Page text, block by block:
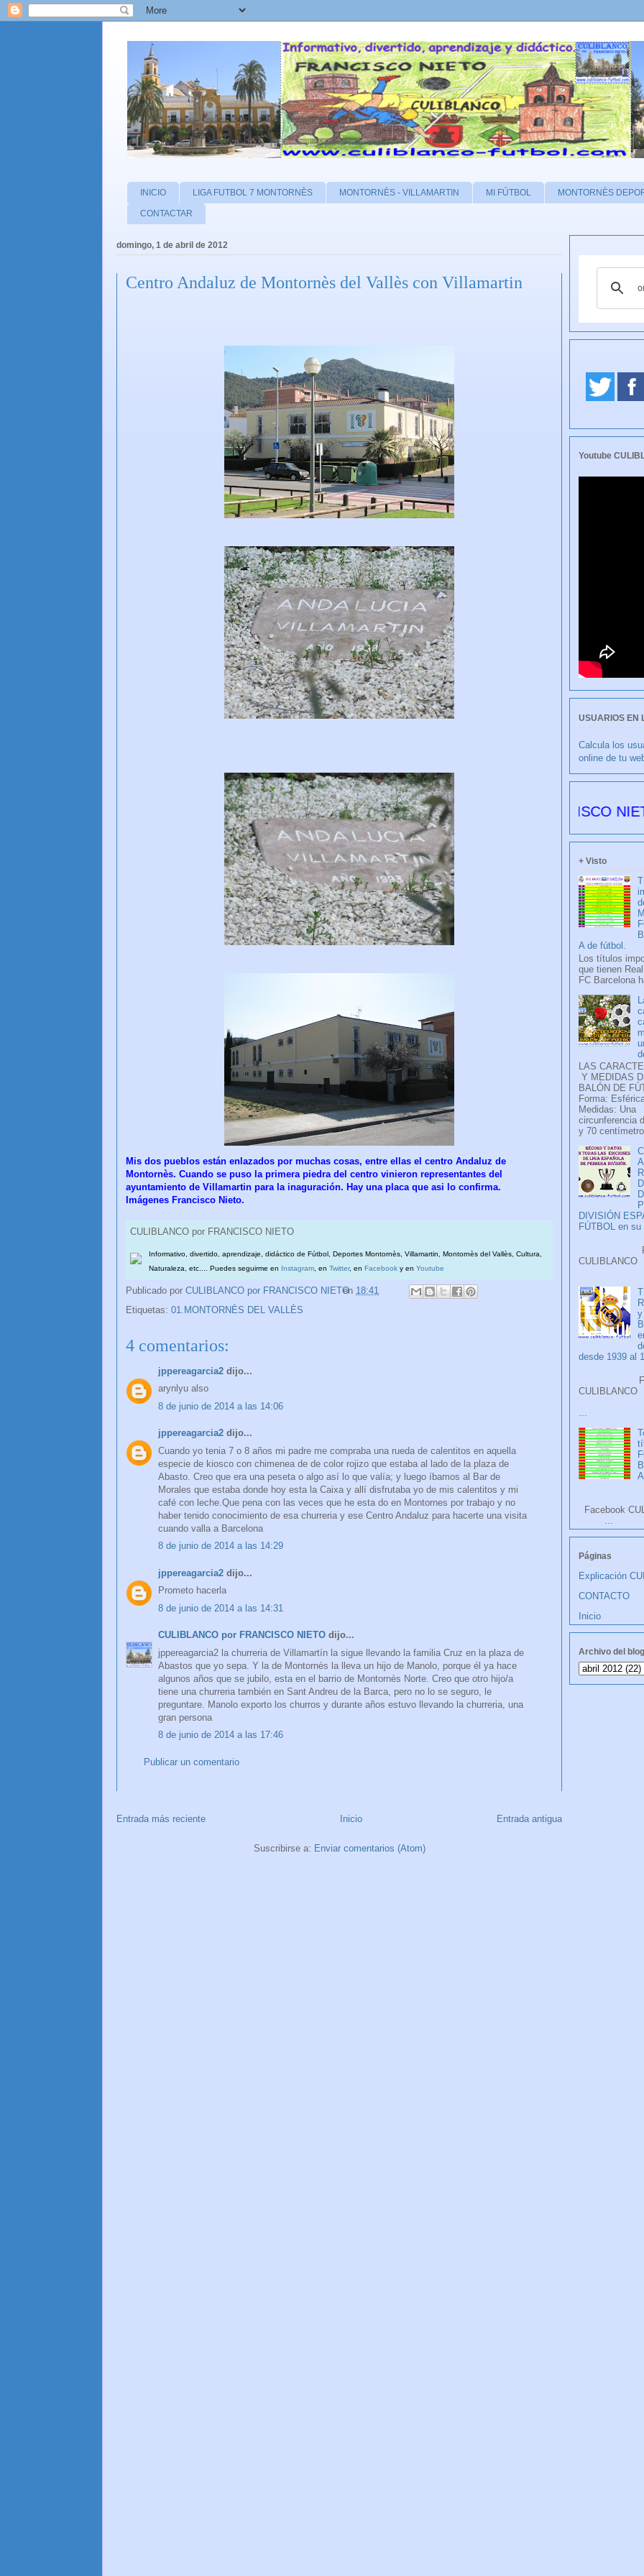
INICIO LIGA FUTBOL 7 MONTORNÈS MONTORNÈS - VILLAMARTIN MI FÚTBOL MONTORNÈS
CONTACTAR
domingo, 1 de abril de 2012
Centro Andaluz de Montornès del Vallès con Villamartin
Mis dos pueblos están enlazados por muchas cosas, entre ellas el centro Andaluz de
Montornès. Cuando se puso la primera piedra del centro vinieron representantes del
ayuntamiento de Villamartin para la inaguración. Hay una placa que asi lo confirma.
Imágenes Francisco Nieto.
CULIBLANCO por FRANCISCO NIETO
Informativo, divertido, aprendizaje, didáctico de Fútbol, Deportes Montornès, Villamartin, Montornès del Vallès, Cultura,
Naturaleza, etc.... Puedes seguirme en
Instagram, en Twitter, en Facebook y en Youtube
Publicado por CULIBLANCO por FRANCISCO NIETO
en 18:41
Etiquetas: 01.MONTORNÈS DEL VALLÈS
4 comentarios:
jppereagarcia2 dijo...
arynlyu also
8 de junio de 2014 a las 14:06
jppereagarcia2 dijo...
Cuando yo tenia 7 o 8 años mi padre me compraba una rueda de calentitos en aquella
especie de kiosco con chimenea de de color rojizo que estaba al lado de la plaza de
Abasto. Creo que era una peseta o algo así lo que valía; y luego íbamos al Bar de
Morales que estaba donde hoy esta la Caixa y allí disfrutaba yo de mis calentitos y mi
café con leche.Que pena con las veces que he esta do en Montornes por trabajo y no
haber tenido conocimiento de esa churreria y ese Centro Andaluz para hacerte una visita
cuando valla a Barcelona
8 de junio de 2014 a las 14:29
jppereagarcia2 dijo...
Prometo hacerla
8 de junio de 2014 a las 14:31
CULIBLANCO por FRANCISCO NIETO dijo...
jppereagarcia2 la churreria de Villamartín la sigue llevando la familia Cruz en la plaza de
Abastos que yo sepa. Y la de Montornès la lleva un hijo de Manolo, porque él ya hace
algunos años que se jubilo, esta en el barrio de Montornès Norte. Creo que otro hijo/a
tiene una churreria también en Sant Andreu de la Barca, pero no lo se seguro, le
preguntare. Manolo exporto los churros y durante años estuvo llevando la churreria, una
gran persona
8 de junio de 2014 a las 17:46
Publicar un comentario
Entrada más reciente Entrada antigua
Inicio
Suscribirse a: Enviar comentarios (Atom)
Youtube
USUARIOS EN
Calcula los
online de tu
CULIBLANCO por FRANCISCO NIETO
+ Visto
A de fútbol.
Los títulos
que tienen
FC Barcelona
LAS
Y MEDIDAS
BALÓN DE
Forma:
Medidas: Una
circunferencia
y 70
DIVISIÓN
FÚTBOL en su
y
desde 1939 al
Facebook
...
Páginas
Explicación
CONTACTO
Inicio
Archivo del blog